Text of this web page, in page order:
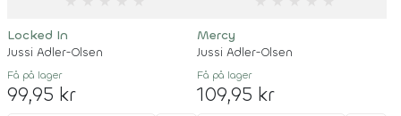
Locked In
Jussi Adler-Olsen
Få på lager
99,95 kr
Mercy
Jussi Adler-Olsen
Få på lager
109,95 kr